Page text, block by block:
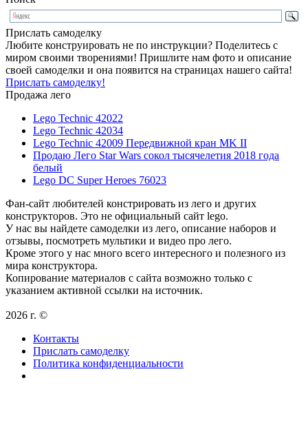
Прислать самоделку
Любите конструировать не по инструкции? Поделитесь с
миром своими творениями! Пришлите нам фото и описание
своей самоделки и она появится на страницах нашего сайта!
Прислать самоделку!
Продажа лего
Lego Technic 42022
Lego Technic 42034
Lego Technic 42009 Передвижной кран MK II
Продаю Лего Star Wars сокол тысячелетия 2018 года
белый
Lego DC Super Heroes 76023
Фан-сайт любителей констрировать из лего и других
конструкторов. Это не официальный сайт lego.
У нас вы найдете самоделки из лего, описание наборов и
отзывы, посмотреть мультики и видео про лего.
Кроме этого у нас много всего интересного и полезного из
мира конструктора.
Копирование материалов с сайта возможно только с
указанием активной ссылки на источник.
2026 г. ©
Контакты
Прислать самоделку
Политика конфиденциальности